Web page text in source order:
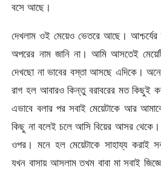
বসে আছে।
দেখলাম ওই মেয়েও ভেতরে আছে।
অপরের নাম জানি না। আমি আসতেই
দেখছো না ভাবের বস্তা আসছে এদিকে।
রাগ হল আবারও কিন্তু বরাবরের মত কিছুই
এভাবে বলার পর সবাই মেয়েটাকে আর
কিছু না বলেই চলে আসি বিয়ের আসর থেকে।
ওপর। মনে হল মেয়েটাকে সাহায্য করাই
যখন বাসায় আসলাম তখম বাবা মা সবাই